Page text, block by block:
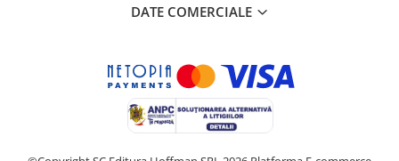
DATE COMERCIALE